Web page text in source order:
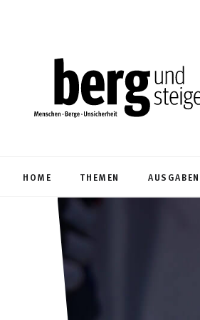
HOME THEMEN AUSGABEN